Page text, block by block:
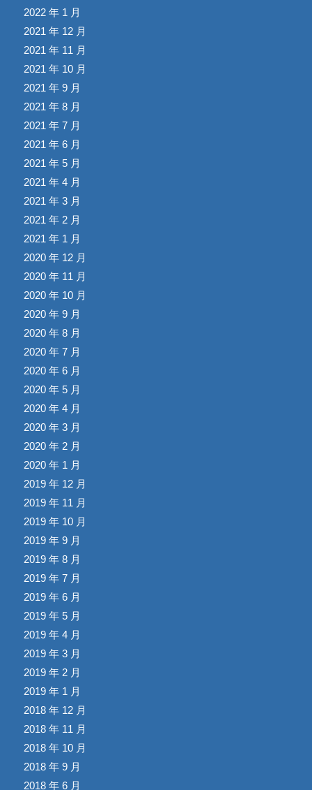
2022 年 1 月
2021 年 12 月
2021 年 11 月
2021 年 10 月
2021 年 9 月
2021 年 8 月
2021 年 7 月
2021 年 6 月
2021 年 5 月
2021 年 4 月
2021 年 3 月
2021 年 2 月
2021 年 1 月
2020 年 12 月
2020 年 11 月
2020 年 10 月
2020 年 9 月
2020 年 8 月
2020 年 7 月
2020 年 6 月
2020 年 5 月
2020 年 4 月
2020 年 3 月
2020 年 2 月
2020 年 1 月
2019 年 12 月
2019 年 11 月
2019 年 10 月
2019 年 9 月
2019 年 8 月
2019 年 7 月
2019 年 6 月
2019 年 5 月
2019 年 4 月
2019 年 3 月
2019 年 2 月
2019 年 1 月
2018 年 12 月
2018 年 11 月
2018 年 10 月
2018 年 9 月
2018 年 6 月